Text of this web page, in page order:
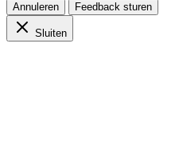
Annuleren Feedback sturen
Sluiten